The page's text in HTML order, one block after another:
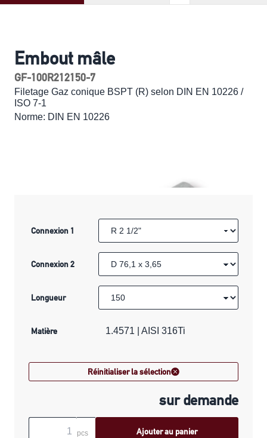
Embout mâle
GF-100R212150-7
Filetage Gaz conique BSPT (R) selon DIN EN 10226 /
ISO 7-1
Norme: DIN EN 10226
Connexion 1
Connexion 2
Longueur
Matière 1.4571 | AISI 316Ti
Réinitialiser la sélection
sur demande
pcs Ajouter au panier